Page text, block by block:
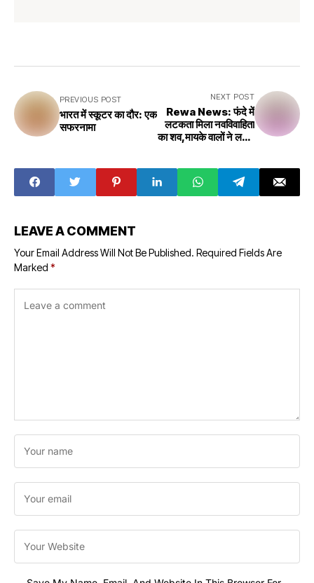
PREVIOUS POST
भारत में स्कूटर का दौर: एक
सफरनामा
NEXT POST
Rewa News: फंदे में
लटकता मिला नवविवाहिता
का शव,मायके वालों ने लगाए
LEAVE A COMMENT
Your Email Address Will Not Be Published. Required Fields Are
Marked *